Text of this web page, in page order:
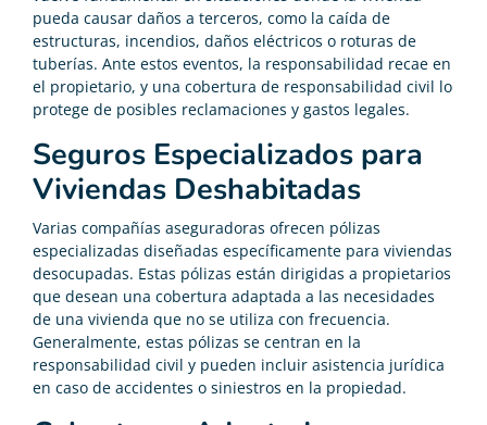
pueda causar daños a terceros, como la caída de
estructuras, incendios, daños eléctricos o roturas de
tuberías. Ante estos eventos, la responsabilidad recae en
el propietario, y una cobertura de responsabilidad civil lo
protege de posibles reclamaciones y gastos legales.
Seguros Especializados para
Viviendas Deshabitadas
Varias compañías aseguradoras ofrecen pólizas
especializadas diseñadas específicamente para viviendas
desocupadas. Estas pólizas están dirigidas a propietarios
que desean una cobertura adaptada a las necesidades
de una vivienda que no se utiliza con frecuencia.
Generalmente, estas pólizas se centran en la
responsabilidad civil y pueden incluir asistencia jurídica
en caso de accidentes o siniestros en la propiedad.